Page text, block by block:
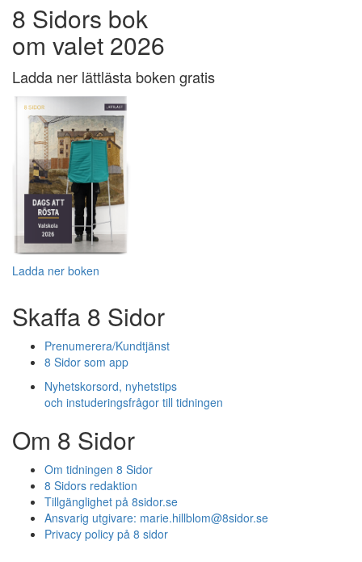
8 Sidors bok
om valet 2026
Ladda ner lättlästa boken gratis
Ladda ner boken
Skaffa 8 Sidor
Prenumerera/Kundtjänst
8 Sidor som app
Nyhetskorsord, nyhetstips
och instuderingsfrågor till tidningen
Om 8 Sidor
Om tidningen 8 Sidor
8 Sidors redaktion
Tillgänglighet på 8sidor.se
Ansvarig utgivare: marie.hillblom@8sidor.se
Privacy policy på 8 sidor